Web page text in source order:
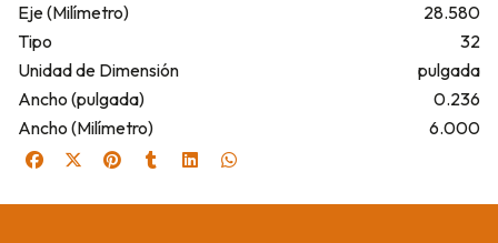
Eje (Milímetro)
28.580
Tipo
32
Unidad de Dimensión
pulgada
Ancho (pulgada)
0.236
Ancho (Milímetro)
6.000